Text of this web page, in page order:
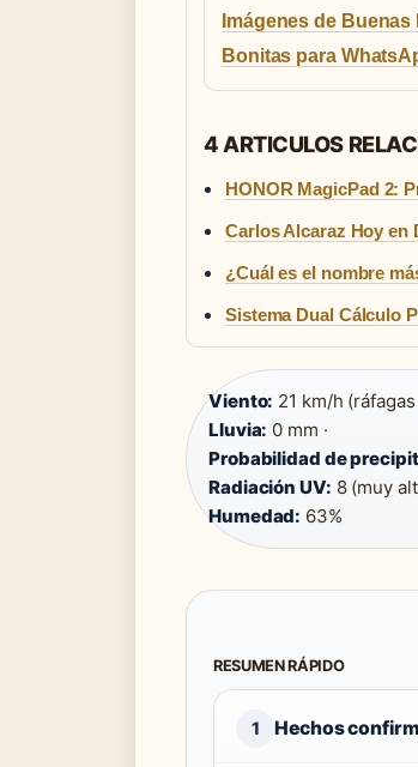
Imágenes de
Bonitas para
4 ARTICULOS
HONOR MagicPad 2:
Carlos Alcaraz Hoy en
¿Cuál es el nombre
Sistema Dual Cálculo
Viento: 21 km/h
Lluvia: 0 mm ·
Probabilidad de
Radiación UV: 8 (muy
Humedad: 63%
RESUMEN RÁPIDO
1 Hechos